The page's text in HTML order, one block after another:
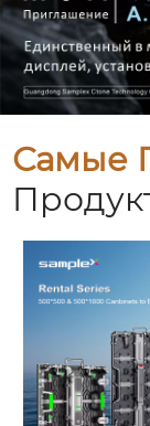
Самые